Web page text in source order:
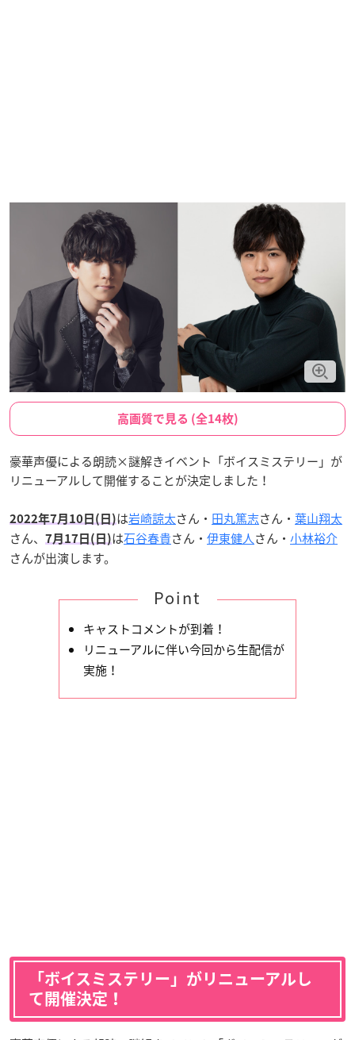
高画質で見る (全14枚)
豪華声優による朗読×謎解きイベント「ボイスミステリー」が
リニューアルして開催することが決定しました！
2022年7月10日(日)は岩崎諒太さん・ 田丸篤志さん・ 葉山翔太
さん、
7月17日(日)は石谷春貴さん・ 伊東健人さん・ 小林裕介
さんが出演します。
Point
キャストコメントが到着！
リニューアルに伴い今回から生配信が
実施！
「ボイスミステリー」がリニューアルし
て開催決定！